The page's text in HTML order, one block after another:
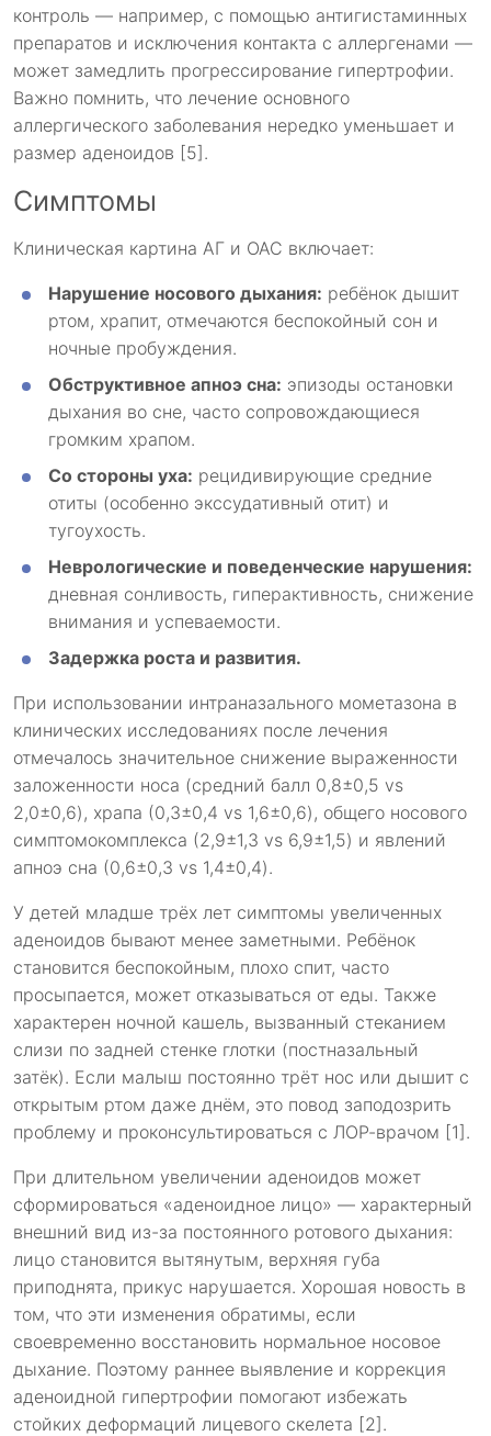
контроль — например, с помощью антигистаминных
препаратов и исключения контакта с аллергенами —
может замедлить прогрессирование гипертрофии.
Важно помнить, что лечение основного
аллергического заболевания нередко уменьшает и
размер аденоидов [5].
Симптомы
Клиническая картина АГ и ОАС включает:
Нарушение носового дыхания: ребёнок дышит
ртом, храпит, отмечаются беспокойный сон и
ночные пробуждения.
Обструктивное апноэ сна: эпизоды остановки
дыхания во сне, часто сопровождающиеся
громким храпом.
Со стороны уха: рецидивирующие средние
отиты (особенно экссудативный отит) и
тугоухость.
Неврологические и поведенческие нарушения:
дневная сонливость, гиперактивность, снижение
внимания и успеваемости.
Задержка роста и развития.
При использовании интраназального мометазона в
клинических исследованиях после лечения
отмечалось значительное снижение выраженности
заложенности носа (средний балл 0,8±0,5 vs
2,0±0,6), храпа (0,3±0,4 vs 1,6±0,6), общего носового
симптомокомплекса (2,9±1,3 vs 6,9±1,5) и явлений
апноэ сна (0,6±0,3 vs 1,4±0,4).
У детей младше трёх лет симптомы увеличенных
аденоидов бывают менее заметными. Ребёнок
становится беспокойным, плохо спит, часто
просыпается, может отказываться от еды. Также
характерен ночной кашель, вызванный стеканием
слизи по задней стенке глотки (постназальный
затёк). Если малыш постоянно трёт нос или дышит с
открытым ртом даже днём, это повод заподозрить
проблему и проконсультироваться с ЛОР-врачом [1].
При длительном увеличении аденоидов может
сформироваться «аденоидное лицо» — характерный
внешний вид из-за постоянного ротового дыхания:
лицо становится вытянутым, верхняя губа
приподнята, прикус нарушается. Хорошая новость в
том, что эти изменения обратимы, если
своевременно восстановить нормальное носовое
дыхание. Поэтому раннее выявление и коррекция
аденоидной гипертрофии помогают избежать
стойких деформаций лицевого скелета [2].